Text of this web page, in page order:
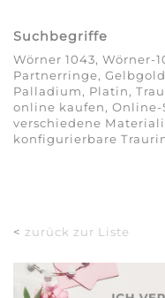
Suchbegriffe
Wörner 1043, Wörner-
Partnerringe,
Palladium, Platin,
online kaufen, Online-
verschiedene
konfigurierbare
< zurück zur Liste